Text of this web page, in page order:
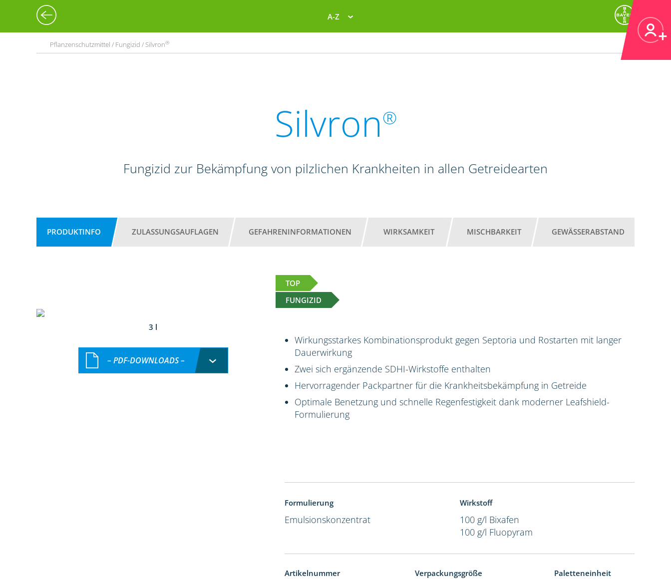
A-Z
Pflanzenschutzmittel / Fungizid / Silvron®
Silvron®
Fungizid zur Bekämpfung von pilzlichen Krankheiten in allen Getreidearten
PRODUKTINFO ZULASSUNGSAUFLAGEN GEFAHRENINFORMATIONEN WIRKSAMKEIT MISCHBARKEIT GEWÄSSERABSTAND
TOP
FUNGIZID
3 l
– PDF-DOWNLOADS –
Wirkungsstarkes Kombinationsprodukt gegen Septoria und Rostarten mit langer
Dauerwirkung
Zwei sich ergänzende SDHI-Wirkstoffe enthalten
Hervorragender Packpartner für die Krankheitsbekämpfung in Getreide
Optimale Benetzung und schnelle Regenfestigkeit dank moderner Leafshield-
Formulierung
Formulierung
Emulsionskonzentrat
Wirkstoff
100 g/l Bixafen
100 g/l Fluopyram
Artikelnummer Verpackungsgröße Paletteneinheit